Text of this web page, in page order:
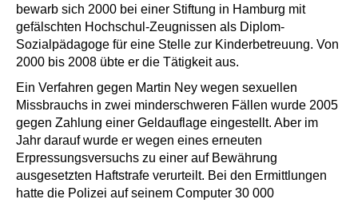
bewarb sich 2000 bei einer Stiftung in Hamburg mit
gefälschten Hochschul-Zeugnissen als Diplom-
Sozialpädagoge für eine Stelle zur Kinderbetreuung. Von
2000 bis 2008 übte er die Tätigkeit aus.
Ein Verfahren gegen Martin Ney wegen sexuellen
Missbrauchs in zwei minderschweren Fällen wurde 2005
gegen Zahlung einer Geldauflage eingestellt. Aber im
Jahr darauf wurde er wegen eines erneuten
Erpressungsversuchs zu einer auf Bewährung
ausgesetzten Haftstrafe verurteilt. Bei den Ermittlungen
hatte die Polizei auf seinem Computer 30 000